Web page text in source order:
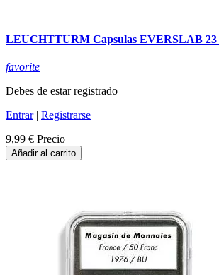
LEUCHTTURM Capsulas EVERSLAB 23
favorite
Debes de estar registrado
Entrar| Registrarse
9,99 € Precio
Añadir al carrito